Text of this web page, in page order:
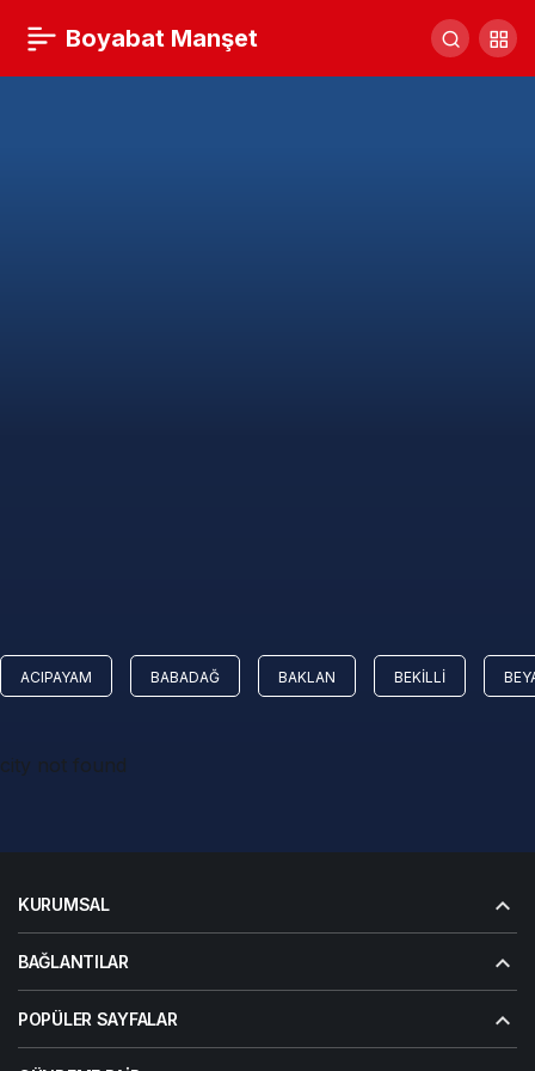
Boyabat Manşet
ACIPAYAM BABADAĞ BAKLAN BEKILLI
city not found
KURUMSAL
BAĞLANTILAR
POPÜLER SAYFALAR